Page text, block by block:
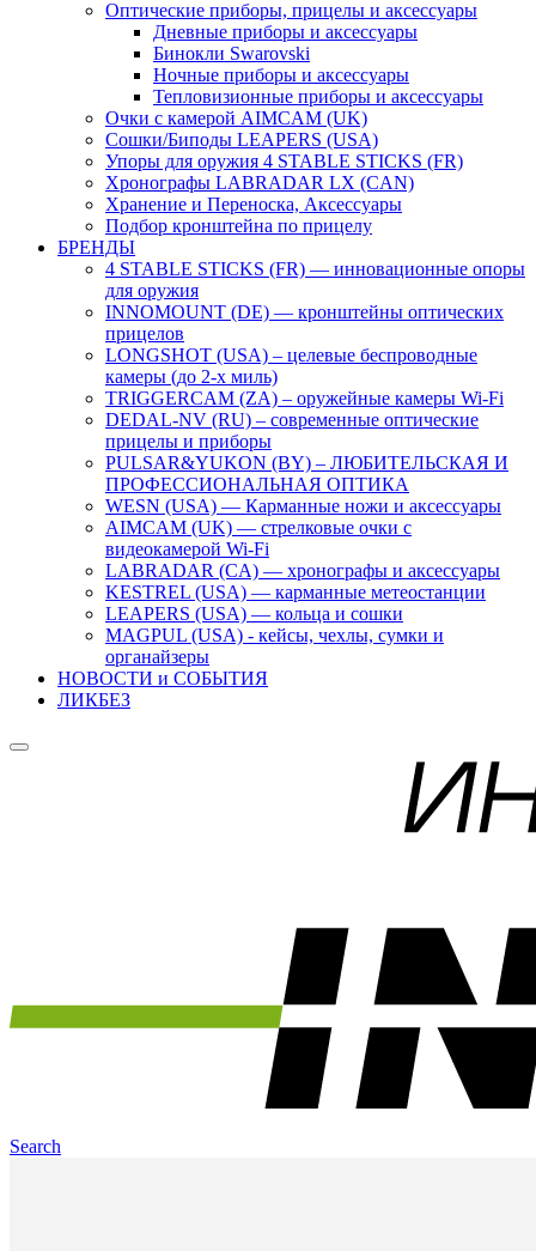
Оптические приборы, прицелы и аксессуары
Дневные приборы и аксессуары
Бинокли Swarovski
Ночные приборы и аксессуары
Тепловизионные приборы и аксессуары
Очки с камерой AIMCAM (UK)
Сошки/Биподы LEAPERS (USA)
Упоры для оружия 4 STABLE STICKS (FR)
Хронографы LABRADAR LX (CAN)
Хранение и Переноска, Аксессуары
Подбор кронштейна по прицелу
БРЕНДЫ
4 STABLE STICKS (FR) — инновационные опоры
для оружия
INNOMOUNT (DE) — кронштейны оптических
прицелов
LONGSHOT (USA) – целевые беспроводные
камеры (до 2-х миль)
TRIGGERCAM (ZA) – оружейные камеры Wi-Fi
DEDAL-NV (RU) – современные оптические
прицелы и приборы
PULSAR&YUKON (BY) – ЛЮБИТЕЛЬСКАЯ И
ПРОФЕССИОНАЛЬНАЯ ОПТИКА
WESN (USA) — Карманные ножи и аксессуары
AIMCAM (UK) — стрелковые очки с
видеокамерой Wi-Fi
LABRADAR (CA) — хронографы и аксессуары
KESTREL (USA) — карманные метеостанции
LEAPERS (USA) — кольца и сошки
MAGPUL (USA) - кейсы, чехлы, сумки и
органайзеры
НОВОСТИ и СОБЫТИЯ
ЛИКБЕЗ
Search